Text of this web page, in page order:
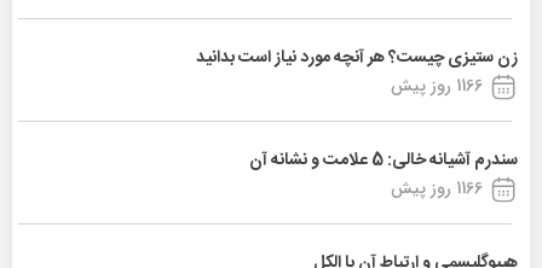
زن ستیزی چیست؟ هر آنچه مورد نیاز است بدانید
1166 روز پیش
سندرم آشیانه خالی: 5 علامت و نشانه آن
1166 روز پیش